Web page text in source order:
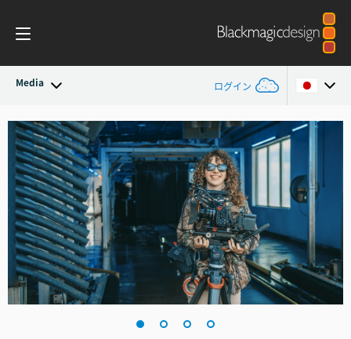
Media ログイン
最新ニュース
ニュースアーカイブ
プレスイメージ
Argentina
Australia
Austria
Brazil
Canada
China